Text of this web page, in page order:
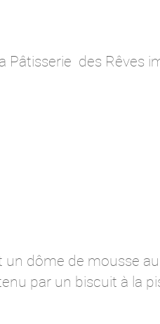
Pâtisserie des Rêves
un dôme de mousse
par un biscuit à la